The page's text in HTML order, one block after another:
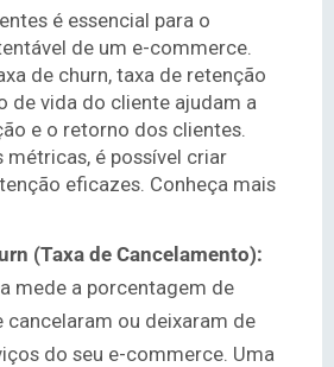
é essencial para o
de um e-commerce.
de churn, taxa de retenção
de vida do cliente ajudam a
e o retorno dos clientes.
métricas, é possível criar
eficazes. Conheça mais
(Taxa de Cancelamento):
mede a porcentagem de
cancelaram ou deixaram de
do seu e-commerce. Uma